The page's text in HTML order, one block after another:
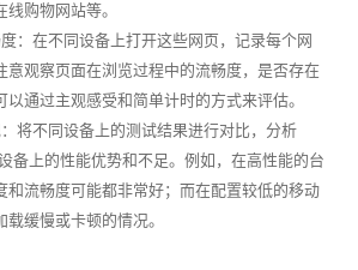
购物网站等。
：在不同设备上打开这些网页，记录每个网
意观察页面在浏览过程中的流畅度，是否存在
通过主观感受和简单计时的方式来评估。
将不同设备上的测试结果进行对比，分析
备上的性能优势和不足。例如，在高性能的台
和流畅度可能都非常好；而在配置较低的移动
缓慢或卡顿的情况。